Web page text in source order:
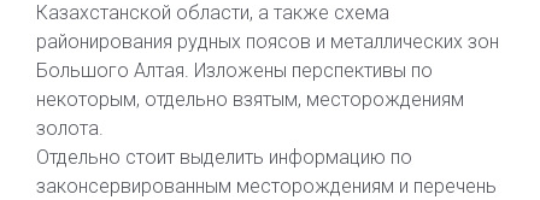
Казахстанской области, а также схема
районирования рудных поясов и металлических зон
Большого Алтая. Изложены перспективы по
некоторым, отдельно взятым, месторождениям
золота.
Отдельно стоит выделить информацию по
законсервированным месторождениям и перечень